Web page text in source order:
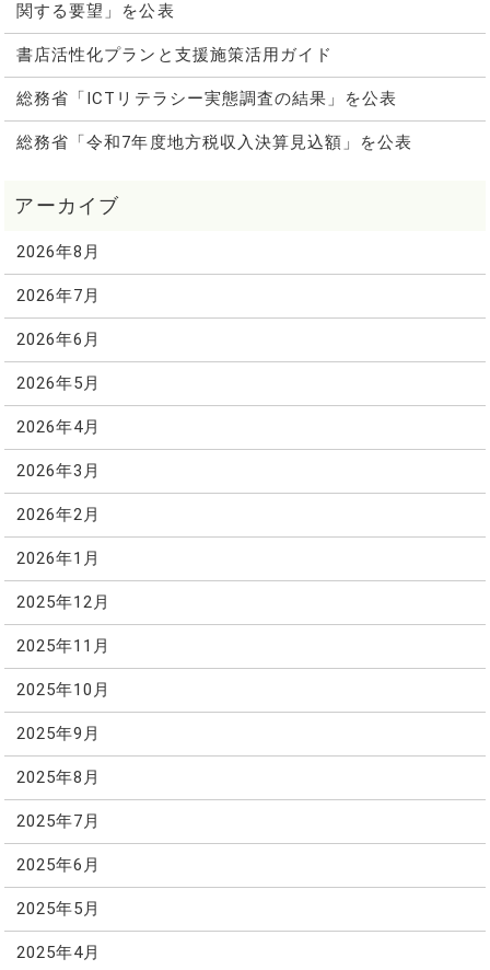
関する要望」を公表
書店活性化プランと支援施策活用ガイド
総務省「ICTリテラシー実態調査の結果」を公表
総務省「令和7年度地方税収入決算見込額」を公表
2026年8月
2026年7月
2026年6月
2026年5月
2026年4月
2026年3月
2026年2月
2026年1月
2025年12月
2025年11月
2025年10月
2025年9月
2025年8月
2025年7月
2025年6月
2025年5月
2025年4月